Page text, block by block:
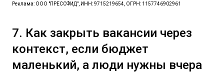
Реклама: ООО "ПРЕССФИД", ИНН: 9715219654, ОГРН: 1157746902961
7. Как закрыть вакансии через
контекст, если бюджет
маленький, а люди нужны вчера